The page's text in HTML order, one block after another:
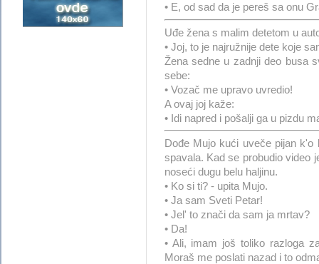
• E, od sad da je pereš sa onu
Uđe žena s malim detetom u
• Joj, to je najružnije dete koje
Žena sedne u zadnji deo busa
sebe:
• Vozač me upravo uvredio!
A ovaj joj kaže:
• Idi napred i pošalji ga u pizdu
Dođe Mujo kući uveče pijan
spavala. Kad se probudio video
noseći dugu belu haljinu.
• Ko si ti? - upita Mujo.
• Ja sam Sveti Petar!
• Jel' to znači da sam ja mrtav?
• Da!
• Ali, imam još toliko razloga
Moraš me poslati nazad i to